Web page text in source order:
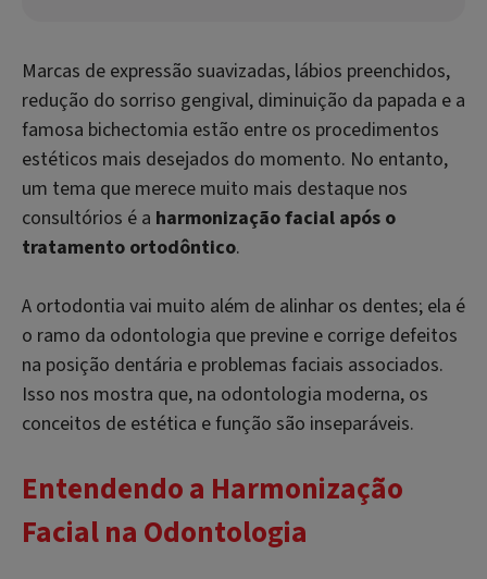
Marcas de expressão suavizadas, lábios preenchidos,
redução do sorriso gengival, diminuição da papada e a
famosa bichectomia estão entre os procedimentos
estéticos mais desejados do momento. No entanto,
um tema que merece muito mais destaque nos
consultórios é a harmonização facial após o
tratamento ortodôntico.
A ortodontia vai muito além de alinhar os dentes; ela é
o ramo da odontologia que previne e corrige defeitos
na posição dentária e problemas faciais associados.
Isso nos mostra que, na odontologia moderna, os
conceitos de estética e função são inseparáveis.
Entendendo a Harmonização
Facial na Odontologia